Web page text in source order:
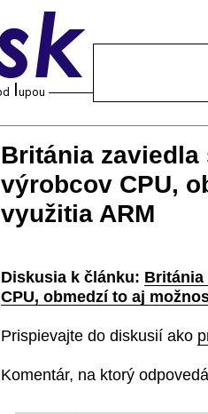
Británia
výrobcov CPU,
využitia ARM
Diskusia k článku: Británia
CPU, obmedzí to aj
Prispievajte do diskusií ako
Komentár, na ktorý